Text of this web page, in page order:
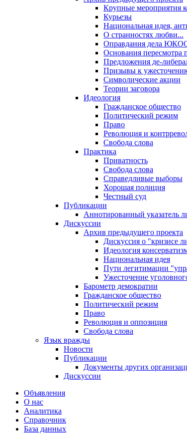
Крупные мероприятия
Курьезы
Национальная идея,
О странностях любви...
Оправдания дела
Основания пересмотра
Предложения де-
Призывы к ужесточению
Символические акции
Теории заговора
Идеология
Гражданское общество
Политический режим
Право
Революция и
Свобода слова
Практика
Приватность
Свобода слова
Справедливые выборы
Хорошая полиция
Честный суд
Публикации
Аннотированный указатель
Дискуссии
Архив предыдущего проекта
Дискуссия о "кризисе
Идеология
Национальная идея
Пути легитимации
Ужесточение
Барометр демократии
Гражданское общество
Политический режим
Право
Революция и оппозиция
Свобода слова
Язык вражды
Новости
Публикации
Документы других
Дискуссии
Объявления
О нас
Аналитика
Справочник
База данных